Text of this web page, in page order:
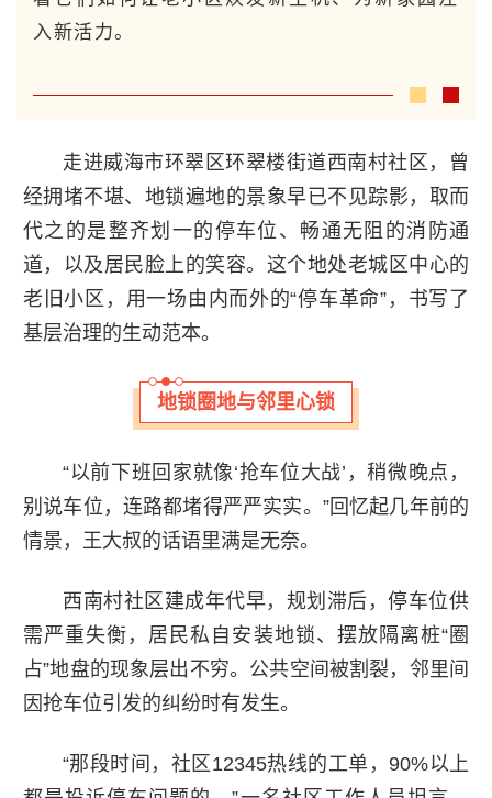
入新活力。
走进威海市环翠区环翠楼街道西南村社区，曾
经拥堵不堪、地锁遍地的景象早已不见踪影，取而
代之的是整齐划一的停车位、畅通无阻的消防通
道，以及居民脸上的笑容。这个地处老城区中心的
老旧小区，用一场由内而外的“停车革命”，书写了
基层治理的生动范本。
地锁圈地与邻里心锁
“以前下班回家就像‘抢车位大战’，稍微晚点，
别说车位，连路都堵得严严实实。”回忆起几年前的
情景，王大叔的话语里满是无奈。
西南村社区建成年代早，规划滞后，停车位供
需严重失衡，居民私自安装地锁、摆放隔离桩“圈
占”地盘的现象层出不穷。公共空间被割裂，邻里间
因抢车位引发的纠纷时有发生。
“那段时间，社区12345热线的工单，90%以上